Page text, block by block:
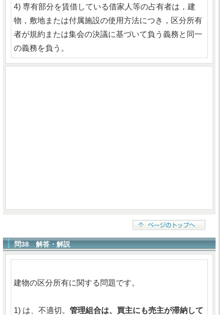
4) 専有部分を賃借している借家人等の占有者は，建
物，敷地または付属施設の使用方法につき，区分所有
者が規約または集会の決議に基づいて負う義務と同一
の義務を負う。
問38 解答・解説
建物の区分所有に関する問題です。
1) は、不適切。 管理組合は、買主にも売主が滞納して